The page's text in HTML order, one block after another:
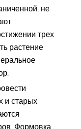
не
трех
растение
и старых
Формовка